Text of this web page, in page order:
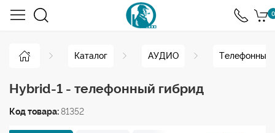
0
Каталог АУДИО Телефонные
Hybrid-1 - телефонный гибрид
Код товара:81352